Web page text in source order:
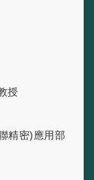
授
精密)應用部